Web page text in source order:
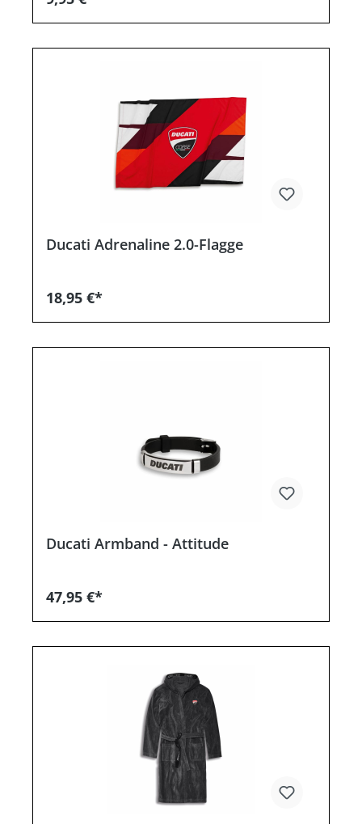
Ducati Adrenaline 2.0-Flagge
18,95 €*
Ducati Armband - Attitude
47,95 €*